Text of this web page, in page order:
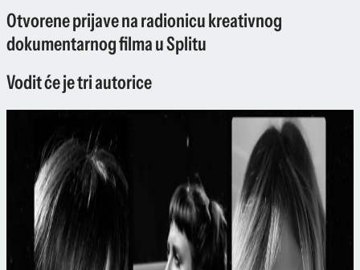
Otvorene prijave na radionicu kreativnog
dokumentarnog filma u Splitu
Vodit će je tri autorice